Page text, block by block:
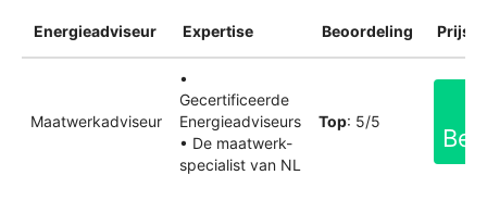
Energieadviseur Expertise Beoordeling
Maatwerkadviseur
•
Gecertificeerde
Energieadviseurs
• De maatwerk-
specialist van NL
Top: 5/5